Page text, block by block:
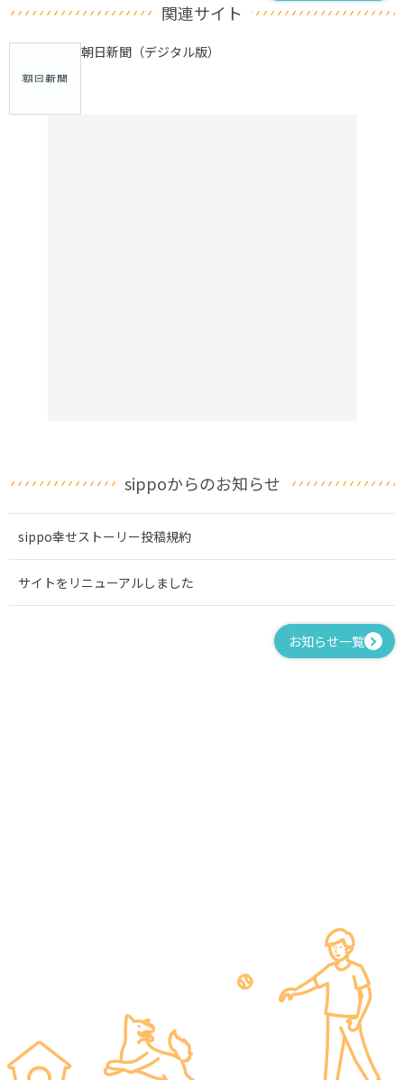
関連サイト
朝日新聞（デジタル版）
sippoからのお知らせ
sippo幸せストーリー投稿規約
サイトをリニューアルしました
お知らせ一覧